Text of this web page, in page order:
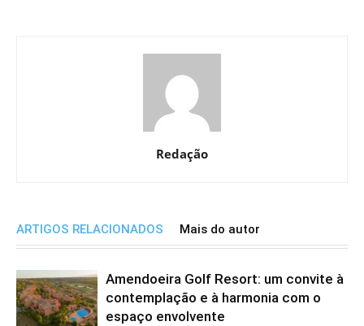
Redação
ARTIGOS RELACIONADOS Mais do autor
Amendoeira Golf Resort: um convite à
contemplação e à harmonia com o
espaço envolvente